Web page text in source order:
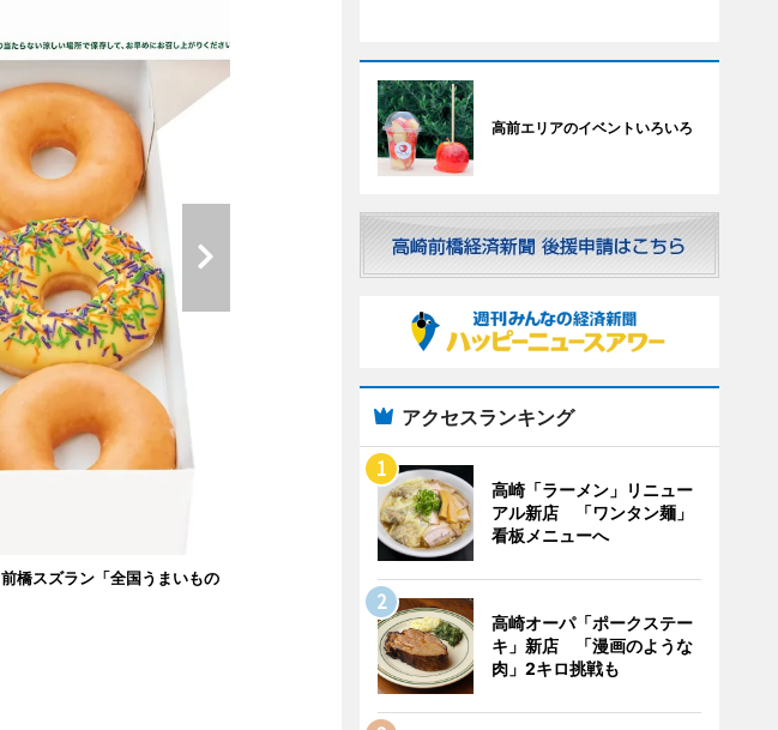
前橋スズラン「全国うまいもの
高前エリアのイベントいろいろ
アクセスランキング
高崎「ラーメン」リニュー
アル新店 「ワンタン麺」
看板メニューへ
高崎オーパ「ポークステー
キ」新店 「漫画のような
肉」2キロ挑戦も